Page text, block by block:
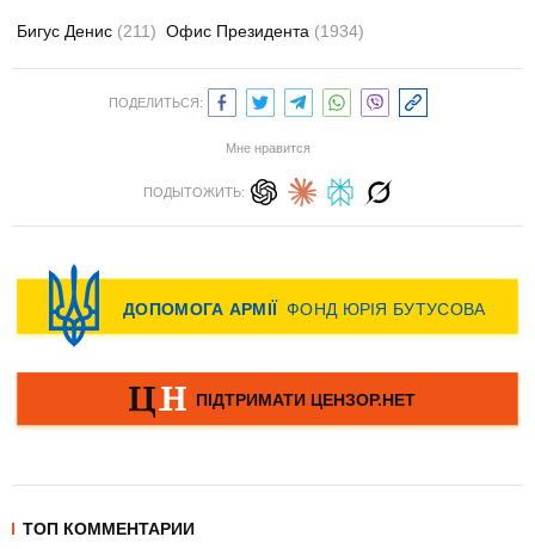
Бигус Денис (211) Офис Президента (1934)
ПОДЕЛИТЬСЯ:
Мне нравится
ПОДЫТОЖИТЬ:
ТОП КОММЕНТАРИИ